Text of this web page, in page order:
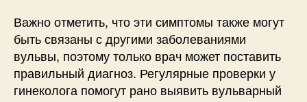
Важно отметить, что эти симптомы также могут
быть связаны с другими заболеваниями
вульвы, поэтому только врач может поставить
правильный диагноз. Регулярные проверки у
гинеколога помогут рано выявить вульварный